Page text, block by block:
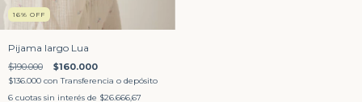
16% OFF
Pijama largo Lua
$190.000 $160.000
$136.000 con Transferencia o depósito
6 cuotas sin interés de $26.666,67